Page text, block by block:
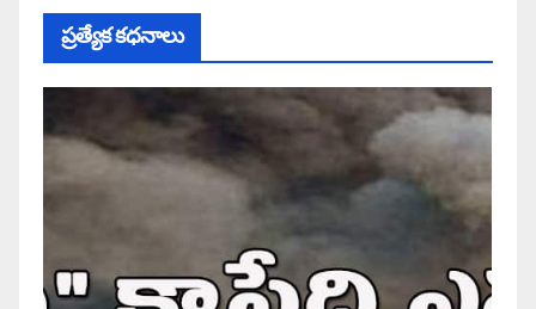
ప్రత్యేక కధనాలు